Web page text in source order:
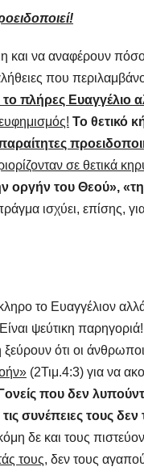
να αναφέρουν πόσο
που
το πλήρες Ευαγγέλιο
Το θετικό
σε θετικά
οργήν του Θεού»,
ισχύει, επίσης,
το Ευαγγέλιον
ψεύτικη παρηγοριά!
ξεύρουν ότι οι
(2Τιμ.4:3) για να
Γονείς που δεν
συνέπειες τους
δε και τους
τους, δεν τους